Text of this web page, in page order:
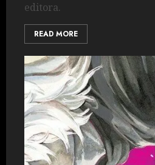
editora.
READ MORE